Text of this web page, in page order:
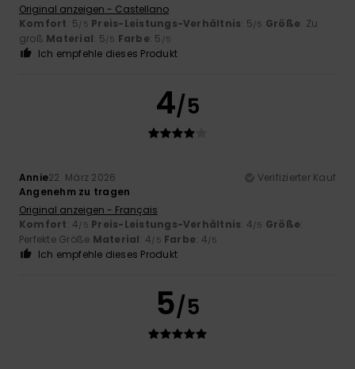
Original anzeigen - Castellano
Komfort: 5/5 Preis-Leistungs-Verhältnis: 5/5 Größe: Zu
groß Material: 5/5 Farbe: 5 /5
Ich empfehle dieses Produkt
4/5
Annie22. März 2026
Verifizierter Kauf
Angenehm zu tragen
Original anzeigen - Français
Komfort: 4/5 Preis-Leistungs-Verhältnis: 4/5 Größe:
Perfekte Größe Material: 4/5 Farbe: 4/5
Ich empfehle dieses Produkt
5/5